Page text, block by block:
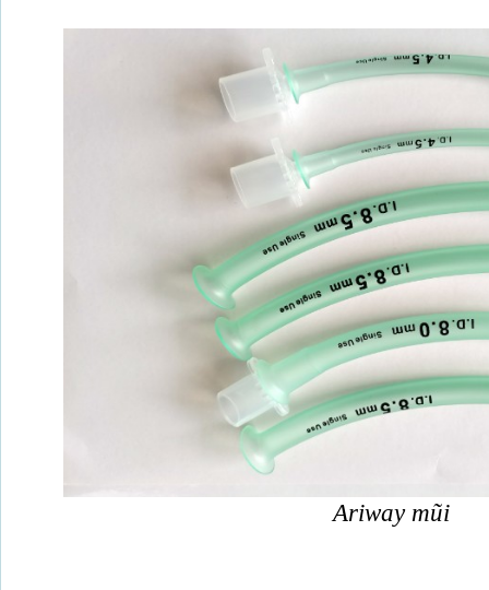
Ariway mũi